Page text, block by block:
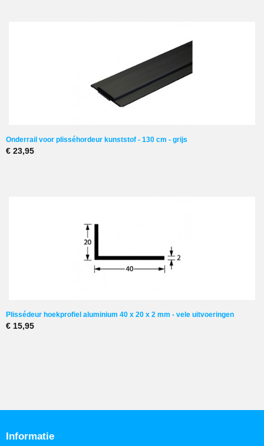
Onderrail voor plisséhordeur kunststof - 130 cm - grijs
€ 23,95
Plissédeur hoekprofiel aluminium 40 x 20 x 2 mm - vele uitvoeringen
€ 15,95
Informatie